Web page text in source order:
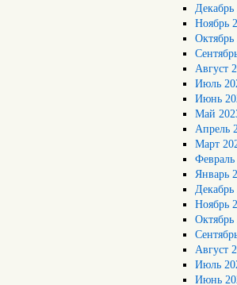
Декабрь
Ноябрь
Октябрь
Август
Июль
Июнь
Май
Апрель
Март
Февраль
Январь
Декабрь
Ноябрь
Октябрь
Август
Июль
Июнь